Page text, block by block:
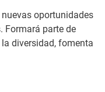
oportunidades
Formará parte de
diversidad, fomenta